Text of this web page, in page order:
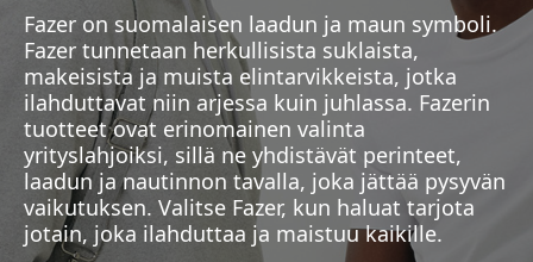
Fazer on suomalaisen laadun ja maun symboli.
Fazer tunnetaan herkullisista suklaista,
makeisista ja muista elintarvikkeista, jotka
ilahduttavat niin arjessa kuin juhlassa. Fazerin
tuotteet ovat erinomainen valinta
yrityslahjoiksi, sillä ne yhdistävät perinteet,
laadun ja nautinnon tavalla, joka jättää pysyvän
vaikutuksen. Valitse Fazer, kun haluat tarjota
jotain, joka ilahduttaa ja maistuu kaikille.